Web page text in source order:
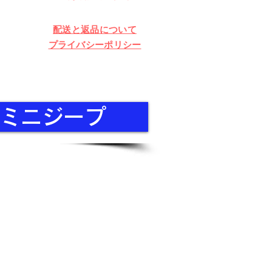
配送と返品について
プライバシーポリシー
ニジープ